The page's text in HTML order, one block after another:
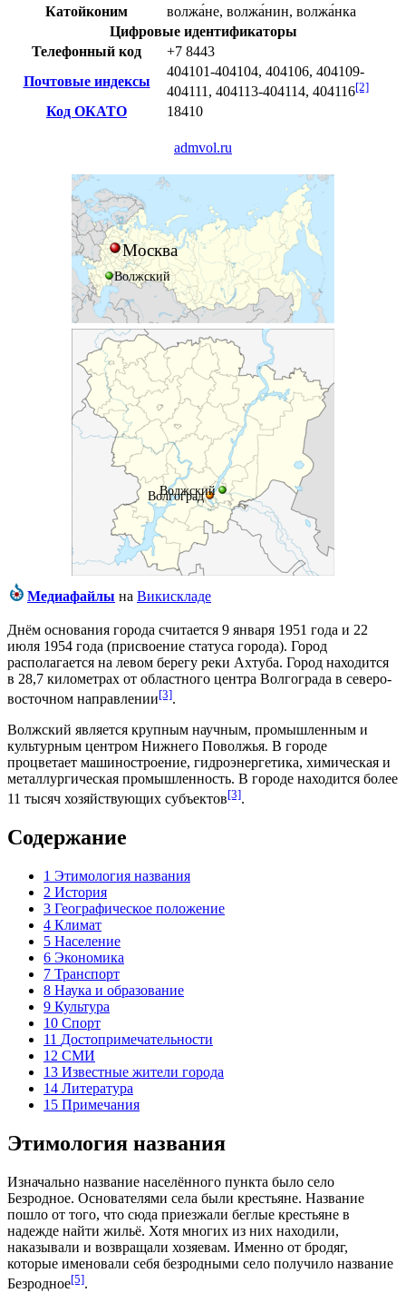
Катойконим
волжа́не, волжа́нин, волжа́нка
Цифровые идентификаторы
Телефонный код
+7 8443
Почтовые индексы
404101-404104, 404106, 404109-
404111, 404113-404114, 404116[2]
Код ОКАТО 18410
admvol.ru
Волжский
Москва
Волгоград
Волжский
Медиафайлы на Викискладе
Днём основания города считается 9 января 1951 года и 22
июля 1954 года (присвоение статуса города). Город
располагается на левом берегу реки Ахтуба. Город находится
в 28,7 километрах от областного центра Волгограда в северо-
восточном направлении[3].
Волжский является крупным научным, промышленным и
культурным центром Нижнего Поволжья. В городе
процветает машиностроение, гидроэнергетика, химическая и
металлургическая промышленность. В городе находится более
11 тысяч хозяйствующих субъектов[3].
Содержание
1 Этимология названия
2 История
3 Географическое положение
4 Климат
5 Население
6 Экономика
7 Транспорт
8 Наука и образование
9 Культура
10 Спорт
11 Достопримечательности
12 СМИ
13 Известные жители города
14 Литература
15 Примечания
Этимология названия
Изначально название населённого пункта было село
Безродное. Основателями села были крестьяне. Название
пошло от того, что сюда приезжали беглые крестьяне в
надежде найти жильё. Хотя многих из них находили,
наказывали и возвращали хозяевам. Именно от бродяг,
которые именовали себя безродными село получило название
Безродное[5].